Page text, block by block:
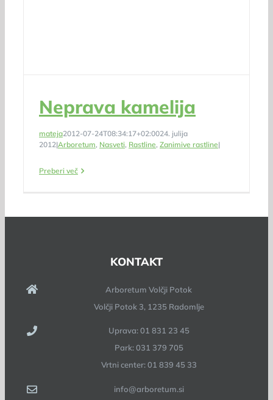
Neprava kamelija
mateja2012-07-24T08:34:17+02:0024. julija
2012|Arboretum, Nasveti, Rastline, Zanimive rastline|
Preberi več
KONTAKT
Arboretum Volčji Potok
Volčji Potok 3, 1235 Radomlje
Uprava: 01 831 23 45
Park: 031 379 705
Vrtni center: 01 839 45 33
info@arboretum.si